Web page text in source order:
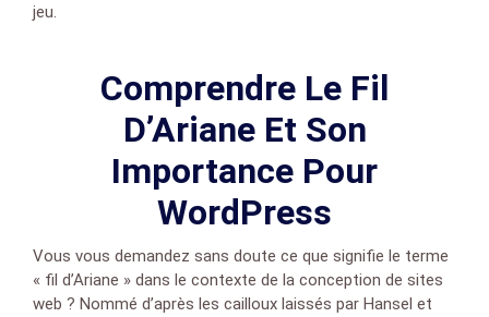
jeu.
Comprendre Le Fil
D’Ariane Et Son
Importance Pour
WordPress
Vous vous demandez sans doute ce que signifie le terme
« fil d’Ariane » dans le contexte de la conception de sites
web ? Nommé d’après les cailloux laissés par Hansel et